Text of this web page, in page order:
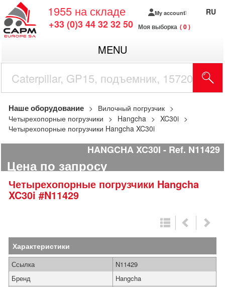
1955 на складе
+33 (0)3 44 32 32 50
My account
Моя выборка 0
RU
MENU
Наше оборудование
Вилочный погрузчик
Четырехопорные погрузчики
Hangcha
XC30i
Четырехопорные погрузчики Hangcha XC30i
HANGCHA XC30I Ref. N11429
Цена по запросу
Четырехопорные погрузчики Hangcha
XC30i#N11429
Характеристики
Ссылка
N11429
Бренд
Hangcha